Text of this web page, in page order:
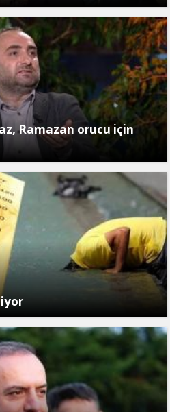
Ramazan orucu için